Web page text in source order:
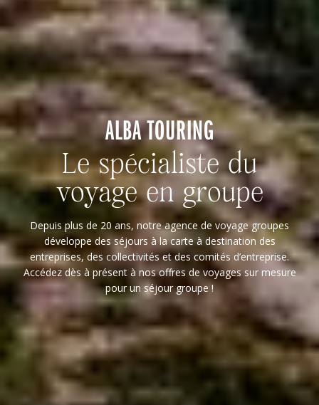
ALBA TOURING
Le spécialiste du
voyage en groupe
Depuis plus de 20 ans, notre agence de voyage groupes
développe des séjours à la carte à destination des
entreprises, des collectivités et des comités d’entreprise.
Accédez dès à présent à nos offres de voyages sur mesure
pour un séjour groupe !